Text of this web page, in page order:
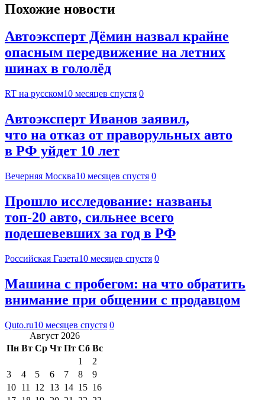
Похожие новости
Автоэксперт Дёмин назвал крайне
опасным передвижение на летних
шинах в гололёд
RT на русском10 месяцев спустя 0
Автоэксперт Иванов заявил,
что на отказ от праворульных авто
в РФ уйдет 10 лет
Вечерняя Москва10 месяцев спустя 0
Прошло исследование: названы
топ-20 авто, сильнее всего
подешевевших за год в РФ
Российская Газета10 месяцев спустя 0
Машина с пробегом: на что обратить
внимание при общении с продавцом
Quto.ru10 месяцев спустя 0
Август 2026
Пн Вт Ср Чт Пт Сб Вс
1
2
3
4 5 6 7 8
9
10 11 12 13 14 15 16